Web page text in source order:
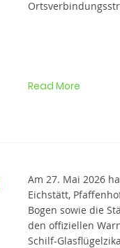
Read More
Am 27. Mai 2026
Eichstätt,
Bogen sowie die
den offiziellen
Schilf-